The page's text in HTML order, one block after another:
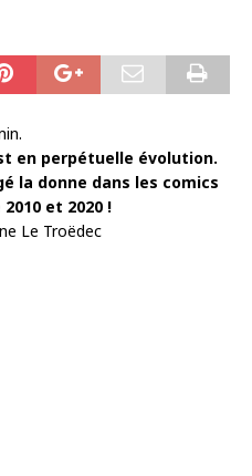
en perpétuelle évolution.
la donne dans les comics
et 2020 !
Le Troëdec